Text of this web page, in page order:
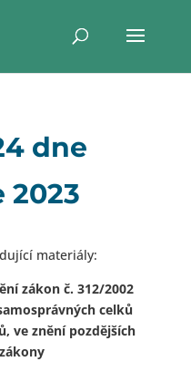
dne
2023
materiály:
zákon č. 312/2002
celků
ve znění pozdějších